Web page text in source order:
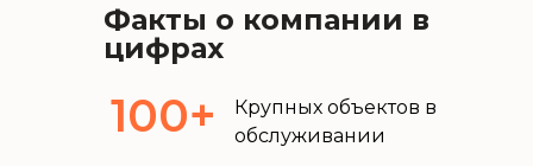
100+
Крупных объектов в
обслуживании
Факты о компании в
цифрах